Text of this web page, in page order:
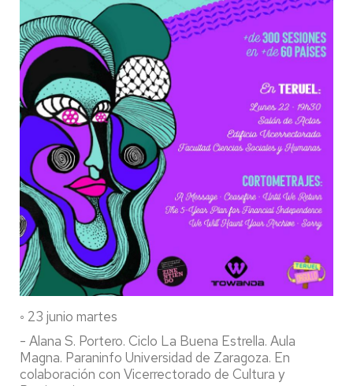
◦ 23 junio martes
- Alana S. Portero. Ciclo La Buena Estrella. Aula
Magna. Paraninfo Universidad de Zaragoza. En
colaboración con Vicerrectorado de Cultura y